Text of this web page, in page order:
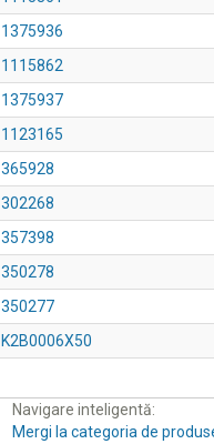
1375936
1115862
1375937
1123165
365928
302268
357398
350278
350277
K2B0006X50
Navigare inteligentă:
Mergi la categoria de